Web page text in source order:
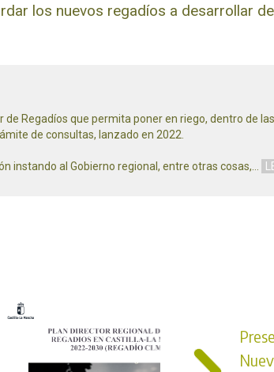
los nuevos regadíos a desarrollar
Regadíos que permita poner en riego, dentro de
de consultas, lanzado en 2022.
instando al Gobierno regional, entre otras cosas,